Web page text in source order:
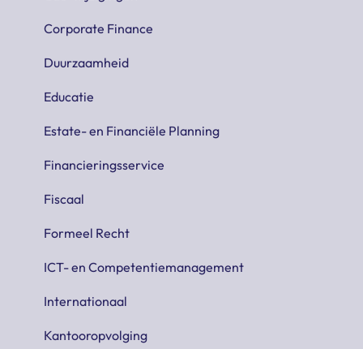
Corporate Finance
Duurzaamheid
Educatie
Estate- en Financiële Planning
Financieringsservice
Fiscaal
Formeel Recht
ICT- en Competentiemanagement
Internationaal
Kantooropvolging